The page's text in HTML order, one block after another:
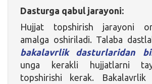
Dasturga qabul jarayoni:
Hujjat topshirish jarayoni
amalga oshiriladi. Talaba
bakalavrlik dasturlaridan
unga kerakli hujjatlarni
topshirishi kerak. Bakalavrlik